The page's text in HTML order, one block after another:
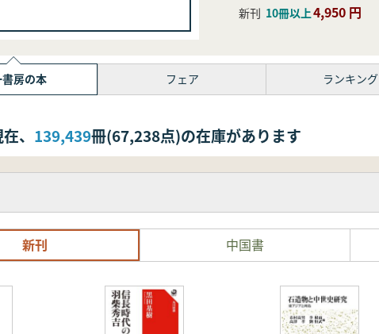
新刊 10冊以上4,950 円
房の本 フェア ランキング
、 139,439冊(67,238点)の在庫があります
新刊 中国書